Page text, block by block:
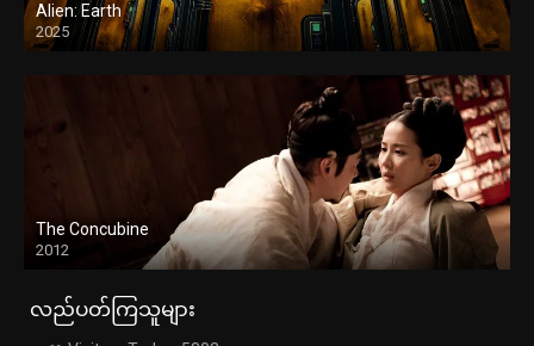
Alien: Earth
2025
The Concubine
2012
လည်ပတ်ကြသူများ